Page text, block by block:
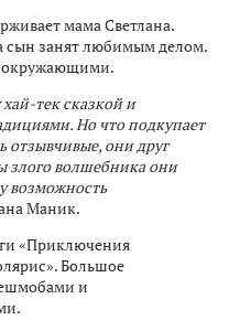
мама Светлана.
сын занят любимым делом.
окружающими.
тек сказкой и
Но что подкупает
отзывчивые, они друг
злого волшебника они
возможность
Маник.
«Приключения
Большое
и